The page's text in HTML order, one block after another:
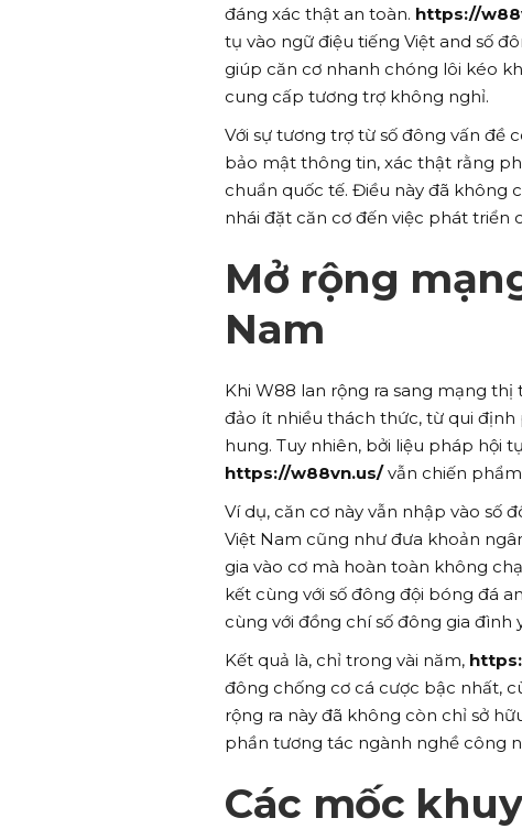
đáng xác thật an toàn. https://
tụ vào ngữ điệu tiếng Việt and số
giúp căn cơ nhanh chóng lôi kéo
cung cấp tương trợ không nghỉ.
Với sự tương trợ từ số đông vấn đề
bảo mật thông tin, xác thật rằng
chuẩn quốc tế. Điều này đã không
nhái đặt căn cơ đến việc phát triển
Mở rộng
Nam
Khi W88 lan rộng ra sang mạng
đảo ít nhiều thách thức, từ qui
hung. Tuy nhiên, bởi liệu pháp hội
https://w88vn.us/vẫn chiến
Ví dụ, căn cơ này vẫn nhập vào
Việt Nam cũng như đưa khoản
gia vào cơ mà hoàn toàn không
kết cùng với số đông đội bóng đá
cùng với đồng chí số đông gia đình
Kết quả là, chỉ trong vài năm,
đông chống cơ cá cược bậc nhất,
rộng ra này đã không còn chỉ sở
phần tương tác ngành nghề công
Các mốc